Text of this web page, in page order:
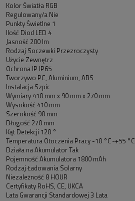
Kolor Światła RGB
Regulowany/a Nie
Punkty Świetlne 1
Ilość Diod LED 4
Jasność 200 lm
Rodzaj Soczewki Przezroczysty
Użycie Zewnętrz
Ochrona IP IP65
Tworzywo PC, Aluminium, ABS
Instalacja Szpic
Wymiary 410 mm x 90 mm x 270 mm
Wysokość 410 mm
Szerokość 90 mm
Długość 270 mm
Kąt Detekcji 120 °
Temperatura Otoczenia Pracy -10 °C~+55 °C
Działa na Akumulator Tak
Pojemność Akumulatora 1800 mAh
Rodzaj Ładowania Solarny
Niezależność 8 HOUR
Certyfikaty RoHS, CE, UKCA
Lata Gwarancji Standardowej 3 Lata